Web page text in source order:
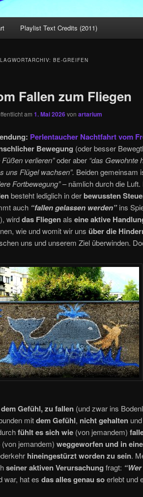
Playlist Text Credits (2011)
BE-GREIFEN
Fallen zum Fliegen
am 1. Mai 2026von artarium
Perlentaucher Nachtfahrt vom
Bewegung (oder besser
verlieren”oder aber “das Gewohnte
uns Flügel wachsen”. Beiden gemeinsam
Fortbewegung”– nämlich durch die Luft.
besteht lediglich in der bewussten
auch “fallen gelassen werden”ins
wirddas Fliegenals eine aktive
wie und womit wir uns über die
uns und unserem Ziel überwinden.
Gefühl,zu fallen (und zwar ins
mitdem Gefühl, nicht gehalten
fühlt es sich wie (von jemandem)
(von jemandem) weggeworfen und in
hineingestürzt worden zu sein.
seiner aktiven Verursachung fragt: “
war, hat es das alles genau soerlebt und